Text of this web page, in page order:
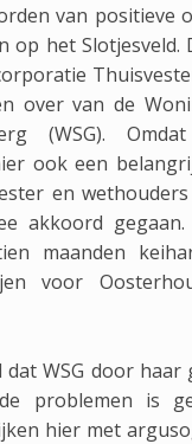
van positieve
op het Slotjesveld.
over van de
(WSG).
ook een
en
akkoord
maanden
voor
dat WSG door
problemen is
hier met